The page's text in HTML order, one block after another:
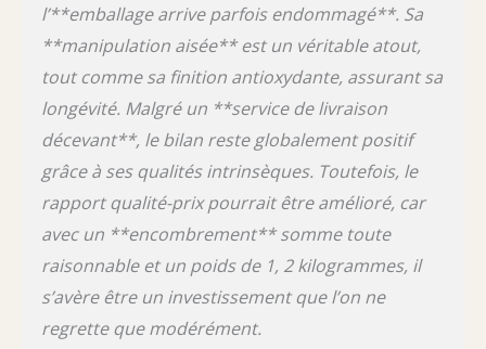
l’**emballage arrive parfois endommagé**. Sa
**manipulation aisée** est un véritable atout,
tout comme sa finition antioxydante, assurant sa
longévité. Malgré un **service de livraison
décevant**, le bilan reste globalement positif
grâce à ses qualités intrinsèques. Toutefois, le
rapport qualité-prix pourrait être amélioré, car
avec un **encombrement** somme toute
raisonnable et un poids de 1, 2 kilogrammes, il
s’avère être un investissement que l’on ne
regrette que modérément.